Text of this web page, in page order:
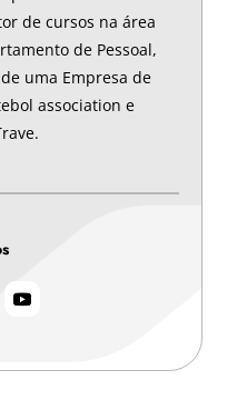
de cursos na área
de Pessoal,
uma Empresa de
association e